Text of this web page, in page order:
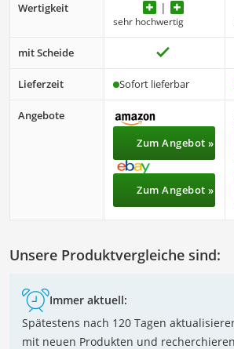
Wertigkeit
sehr hochwertig
mit Scheide
Lieferzeit Sofort lieferbar
Angebote
Zum Angebot »
Zum Angebot »
Unsere Produktvergleiche sind:
Immer aktuell:
Spätestens nach 120 Tagen
mit neuen Produkten und